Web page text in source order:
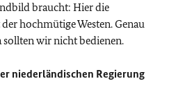
braucht: Hier die
hochmütige Westen. Genau
sollten wir nicht bedienen.
niederländischen Regierung